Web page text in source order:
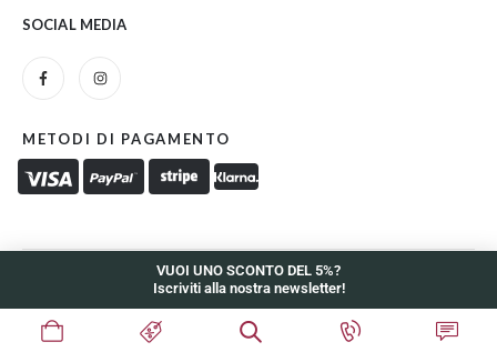
SOCIAL MEDIA
METODI DI PAGAMENTO
Powered © INDDE. All Rights Reserved
VUOI UNO SCONTO DEL 5%?
Iscriviti alla nostra newsletter!